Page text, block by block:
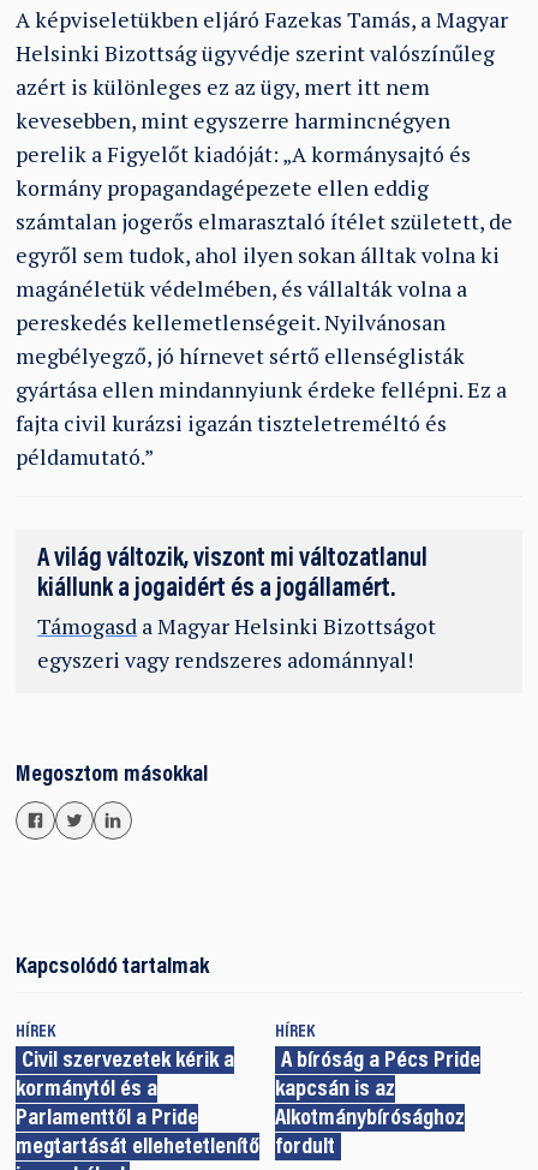
A képviseletükben eljáró Fazekas Tamás, a Magyar
Helsinki Bizottság ügyvédje szerint valószínűleg
azért is különleges ez az ügy, mert itt nem
kevesebben, mint egyszerre harmincnégyen
perelik a Figyelőt kiadóját: „A kormánysajtó és
kormány propagandagépezete ellen eddig
számtalan jogerős elmarasztaló ítélet született, de
egyről sem tudok, ahol ilyen sokan álltak volna ki
magánéletük védelmében, és vállalták volna a
pereskedés kellemetlenségeit. Nyilvánosan
megbélyegző, jó hírnevet sértő ellenséglisták
gyártása ellen mindannyiunk érdeke fellépni. Ez a
fajta civil kurázsi igazán tiszteletreméltó és
példamutató.”
A világ változik, viszont mi változatlanul
kiállunk a jogaidért és a jogállamért.
Támogasd a Magyar Helsinki Bizottságot
egyszeri vagy rendszeres adománnyal!
Megosztom másokkal
Kapcsolódó tartalmak
HÍREK
Civil szervezetek kérik a
kormánytól és a
Parlamenttől a Pride
megtartását ellehetetlenítő
HÍREK
A bíróság a Pécs Pride
kapcsán is az
Alkotmánybírósághoz
fordult